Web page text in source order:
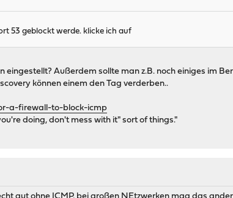
53 geblockt werde. klicke ich auf
eingestellt? Außerdem sollte man z.B. noch einiges im
können einem den Tag verderben..
a-firewall-to-block-icmp
doing, don't mess with it" sort of things."